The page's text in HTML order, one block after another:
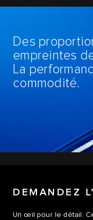
Des
empreintes
La
commodité.
DEMANDEZ
Un œil pour le détail.